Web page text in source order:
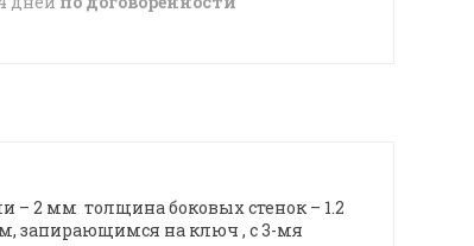
– 2 мм толщина боковых стенок – 1.2
запирающимся на ключ , с 3-мя